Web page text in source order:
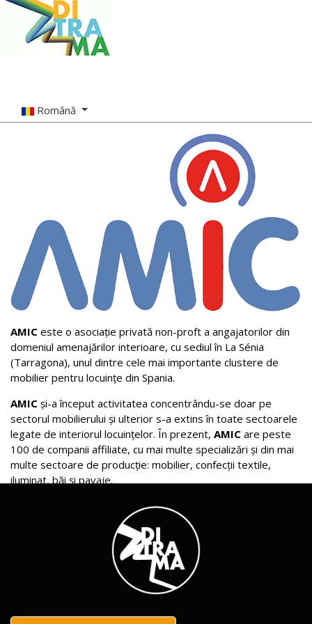
Română
AMIC este o asociație privată non-proft a angajatorilor din
domeniul amenajărilor interioare, cu sediul în La Sénia
(Tarragona), unul dintre cele mai importante clustere de
mobilier pentru locuințe din Spania.
AMIC și-a început activitatea concentrându-se doar pe
sectorul mobilierului și ulterior s-a extins în toate sectoarele
legate de interiorul locuințelor. În prezent, AMIC are peste
100 de companii affiliate, cu mai multe specializări și din mai
multe sectoare de producție: mobilier, confecții textile,
iluminat, băi și pavaje.
reunește producători pentru obiecte de interior ale
locuințelor, comercianți cu amănuntul și industrii auxiliare
motivate de inovație, având ca obiectiv principal creșterea
competitivității lor prin activități de colaborare și promovare
a activităților de formare profesională.
AMICsunt axate pe explorarea de noi